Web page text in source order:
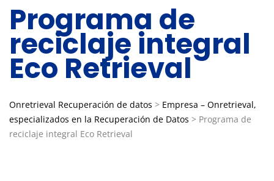
Programa de
reciclaje integral
Eco Retrieval
Onretrieval Recuperación de datos > Empresa – Onretrieval,
especializados en la Recuperación de Datos > Programa de
reciclaje integral Eco Retrieval